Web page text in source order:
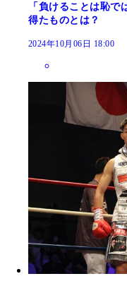
「負けることは恥
得たものとは？
2024年10月06日 18:00